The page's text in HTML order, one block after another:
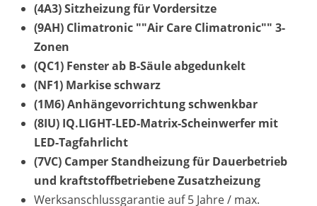
(4A3) Sitzheizung für Vordersitze
(9AH) Climatronic ""Air Care Climatronic"" 3-
Zonen
(QC1) Fenster ab B-Säule abgedunkelt
(NF1) Markise schwarz
(1M6) Anhängevorrichtung schwenkbar
(8IU) IQ.LIGHT-LED-Matrix-Scheinwerfer mit
LED-Tagfahrlicht
(7VC) Camper Standheizung für Dauerbetrieb
und kraftstoffbetriebene Zusatzheizung
Werksanschlussgarantie auf 5 Jahre / max.